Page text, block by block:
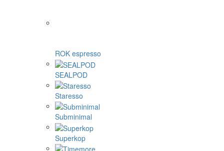
ROK espresso
SEALPOD
Staresso
Subminimal
Superkop